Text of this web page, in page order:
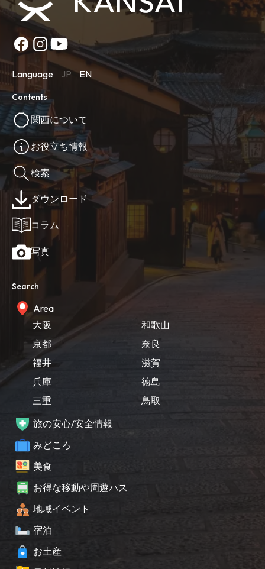
Language JP EN
Contents
関西について
お役立ち情報
検索
ダウンロード
コラム
写真
Search
Area
大阪
京都
福井
兵庫
三重
和歌山
奈良
滋賀
徳島
鳥取
旅の安心/安全情報
みどころ
美食
お得な移動や周遊パス
地域イベント
宿泊
お土産